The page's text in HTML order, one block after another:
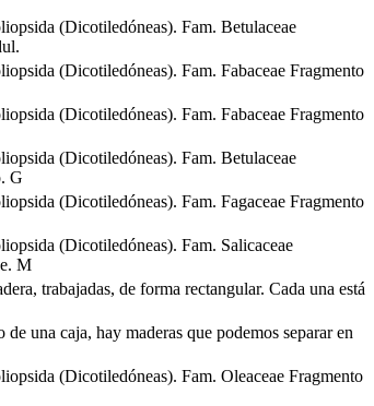
(Dicotiledóneas). Fam. Betulaceae
(Dicotiledóneas). Fam. Fabaceae Fragmento
(Dicotiledóneas). Fam. Fabaceae Fragmento
(Dicotiledóneas). Fam. Betulaceae
G
(Dicotiledóneas). Fam. Fagaceae Fragmento
(Dicotiledóneas). Fam. Salicaceae
M
trabajadas, de forma rectangular. Cada una está
una caja, hay maderas que podemos separar en
(Dicotiledóneas). Fam. Oleaceae Fragmento